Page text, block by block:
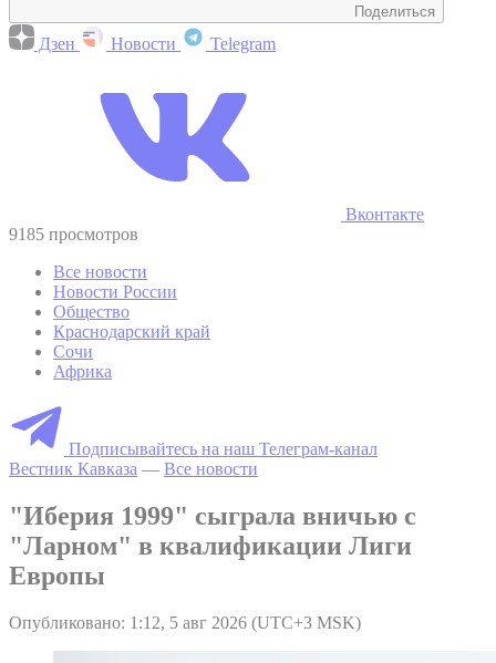
Поделиться
Дзен Новости Telegram
Вконтакте
9185 просмотров
Все новости
Новости России
Общество
Краснодарский край
Сочи
Африка
Подписывайтесь на наш Телеграм-канал
Вестник Кавказа — Все новости
"Иберия 1999" сыграла вничью с
"Ларном" в квалификации Лиги
Европы
Опубликовано: 1:12, 5 авг 2026 (UTC+3 MSK)